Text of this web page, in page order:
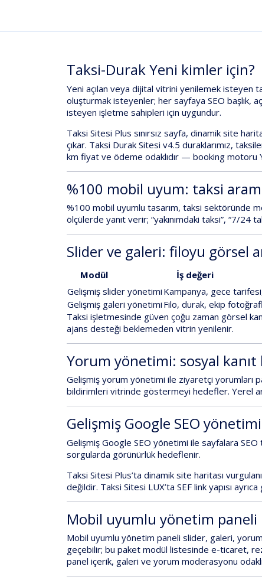
Taksi-Durak Yeni kimler için?
Yeni açılan veya dijital vitrini yenilemek isteyen
oluşturmak isteyenler; her sayfayaSEO başlık,
isteyen işletme sahipleri için uygundur.
Taksi Sitesi Plus sınırsız sayfa, dinamik site
çıkar. Taksi Durak Sitesi v4.5 duraklarımız,
km fiyat ve ödeme odaklıdır — booking motoru
%100 mobil uyum: taksi
%100 mobil uyumlu tasarım, taksi sektöründe
ölçülerde yanıt verir; “yakınımdaki taksi”, “7/24
Slider ve galeri: filoyu görsel
Modül
İş değeri
Gelişmiş slider yönetimi Kampanya, gece
Gelişmiş galeri yönetimi Filo, durak, ekip
Taksi işletmesinde güven çoğu zaman görsel
ajans desteği beklemeden vitrin yenilenir.
Yorum yönetimi: sosyal
Gelişmiş yorum yönetimi ile ziyaretçi yorumları
bildirimleri vitrinde göstermeyi hedefler. Yerel
Gelişmiş Google SEO yönetimi
Gelişmiş Google SEO yönetimi ile sayfalaraSEO
sorgularda görünürlük hedeflenir.
Taksi Sitesi Plus’tadinamik site haritası
değildir. Taksi Sitesi LUX’taSEF link yapısı
Mobil uyumlu yönetim paneli
Mobil uyumlu yönetim paneli slider, galeri,
geçebilir;bu paket modül listesinde e-ticaret,
paneliçerik, galeri ve yorum moderasyonu